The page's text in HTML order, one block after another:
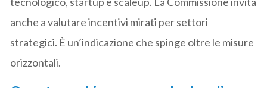
anche a valutare incentivi mirati per settori
strategici. È un’indicazione che spinge oltre le misure
orizzontali.